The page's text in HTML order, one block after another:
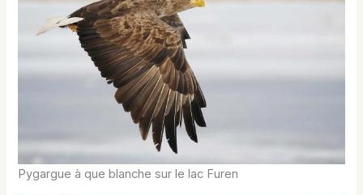
Pygargue à que blanche sur le lac Furen